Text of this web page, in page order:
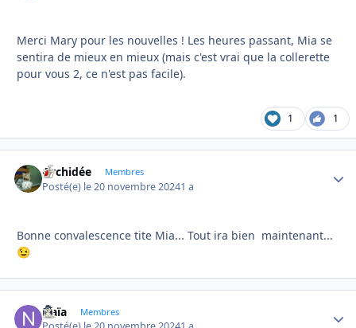
Merci Mary pour les nouvelles ! Les heures passant, Mia se
sentira de mieux en mieux (mais c'est vrai que la collerette
pour vous 2, ce n'est pas facile).
1 1
Orchidée Membres
Posté(e) le 20 novembre 20241 a
Bonne convalescence tite Mia... Tout ira bien maintenant...
😉
Naïa Membres